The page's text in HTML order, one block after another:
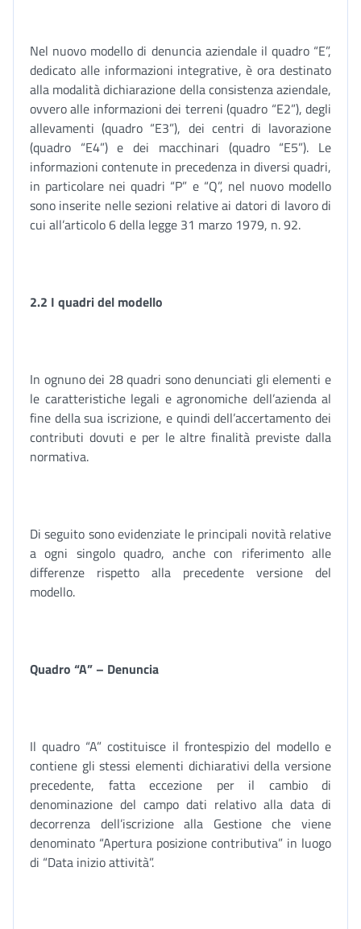
Nel nuovo modello di denuncia aziendale il quadro “E”,
dedicato alle informazioni integrative, è ora destinato
alla modalità dichiarazione della consistenza aziendale,
ovvero alle informazioni dei terreni (quadro “E2”), degli
allevamenti (quadro “E3”), dei centri di lavorazione
(quadro “E4”) e dei macchinari (quadro “E5”). Le
informazioni contenute in precedenza in diversi quadri,
in particolare nei quadri “P” e “Q”, nel nuovo modello
sono inserite nelle sezioni relative ai datori di lavoro di
cui all’articolo 6 della legge 31 marzo 1979, n. 92.
2.2 I quadri del modello
In ognuno dei 28 quadri sono denunciati gli elementi e
le caratteristiche legali e agronomiche dell’azienda al
fine della sua iscrizione, e quindi dell’accertamento dei
contributi dovuti e per le altre finalità previste dalla
normativa.
Di seguito sono evidenziate le principali novità relative
a ogni singolo quadro, anche con riferimento alle
differenze rispetto alla precedente versione del
modello.
Quadro “A” – Denuncia
Il quadro “A” costituisce il frontespizio del modello e
contiene gli stessi elementi dichiarativi della versione
precedente, fatta eccezione per il cambio di
denominazione del campo dati relativo alla data di
decorrenza dell’iscrizione alla Gestione che viene
denominato “Apertura posizione contributiva” in luogo
di “Data inizio attività”.